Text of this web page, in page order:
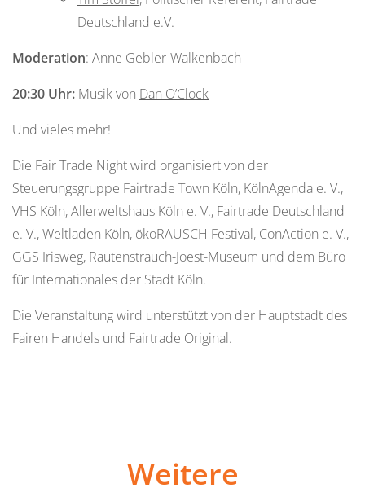
Deutschland e.V.
Moderation: Anne Gebler-Walkenbach
20:30 Uhr: Musik von Dan O’Clock
Und vieles mehr!
Die Fair Trade Night wird organisiert von der
Steuerungsgruppe Fairtrade Town Köln, KölnAgenda e. V.,
VHS Köln, Allerweltshaus Köln e. V., Fairtrade Deutschland
e. V., Weltladen Köln, ökoRAUSCH Festival, ConAction e. V.,
GGS Irisweg, Rautenstrauch-Joest-Museum und dem Büro
für Internationales der Stadt Köln.
Die Veranstaltung wird unterstützt von der Hauptstadt des
Fairen Handels und Fairtrade Original.
Weitere